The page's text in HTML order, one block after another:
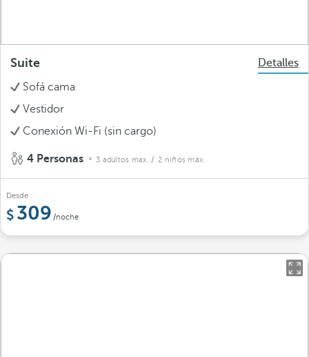
Suite
Detalles
Sofá cama
Vestidor
Conexión Wi-Fi (sin cargo)
4 Personas 3 adultos máx. / 2 niños máx.
Desde
309 /noche